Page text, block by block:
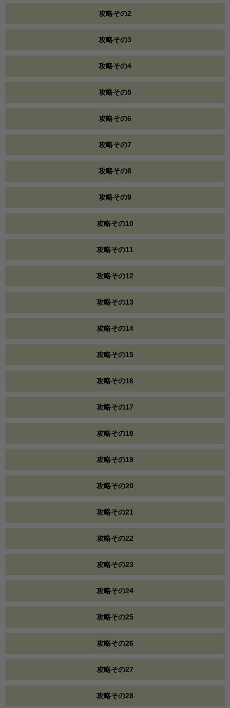
攻略その2
攻略その3
攻略その4
攻略その5
攻略その6
攻略その7
攻略その8
攻略その9
攻略その10
攻略その11
攻略その12
攻略その13
攻略その14
攻略その15
攻略その16
攻略その17
攻略その18
攻略その19
攻略その20
攻略その21
攻略その22
攻略その23
攻略その24
攻略その25
攻略その26
攻略その27
攻略その28